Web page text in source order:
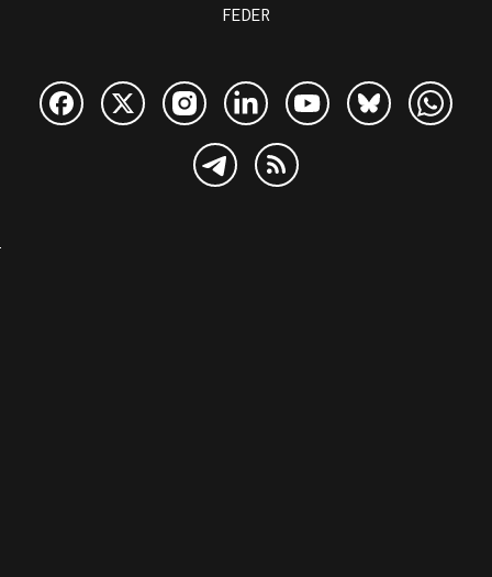
FEDER